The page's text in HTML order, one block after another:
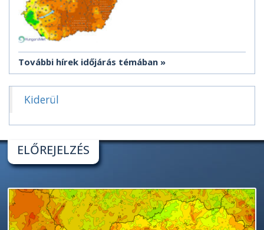
További hírek időjárás témában
Kiderül
ELŐREJELZÉS